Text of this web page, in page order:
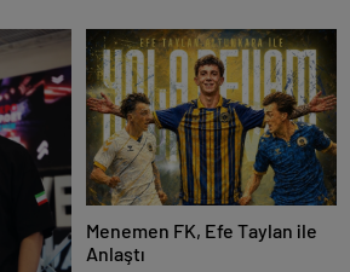
Menemen FK, Efe Taylan ile
Anlaştı